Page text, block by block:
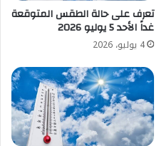
تعرف على حالة الطقس المتوقعة
غداً الأحد 5 يوليو 2026
4 يوليو، 2026